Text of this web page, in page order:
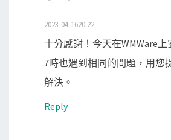
2023-04-1620:22
十分感謝！今天在WMWare上
7時也遇到相同的問題，用您
解決。
Reply